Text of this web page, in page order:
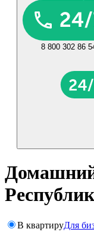
8 800 302 86
В квартируДля